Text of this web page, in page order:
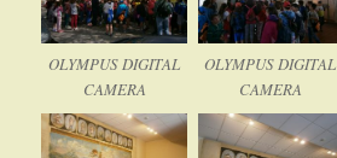
OLYMPUS DIGITAL
CAMERA
OLYMPUS DIGITAL
CAMERA